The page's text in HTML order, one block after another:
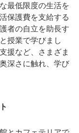
最低限度の生活を
保護費を支給する
者の自立を助長す
授業で学びまし
援など、さまざま
深さに触れ、学び